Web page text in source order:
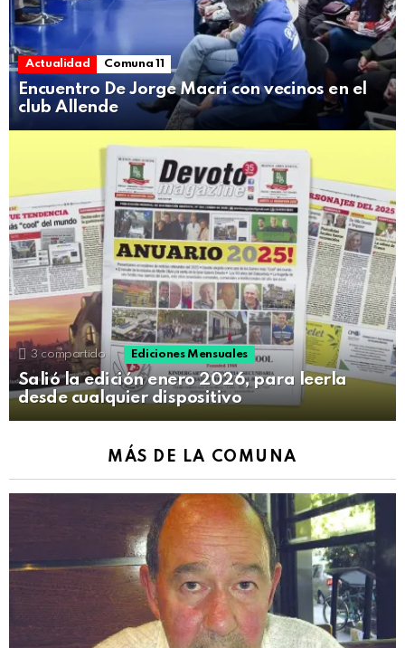
Actualidad Comuna 11
Encuentro De Jorge Macri con vecinos en el
club Allende
3 compartido Ediciones Mensuales
Salió la edición enero 2026, para leerla
desde cualquier dispositivo
MÁS DE LA COMUNA